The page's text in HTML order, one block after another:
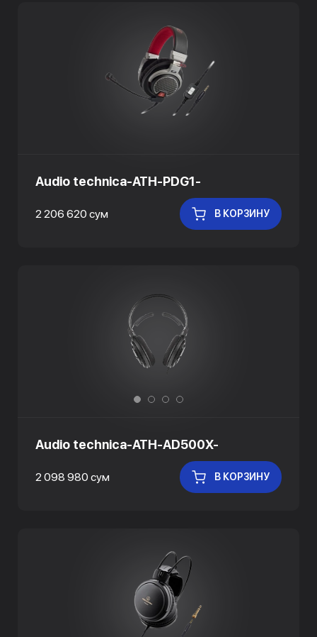
Audio technica-ATH-PDG1-
2 206 620 сум В КОРЗИНУ
Audio technica-ATH-AD500X-
2 098 980 сум В КОРЗИНУ